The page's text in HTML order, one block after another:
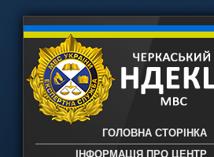
ГОЛОВНА СТОРІНКА
ІНФОРМАЦІЯ ПРО ЦЕНТР